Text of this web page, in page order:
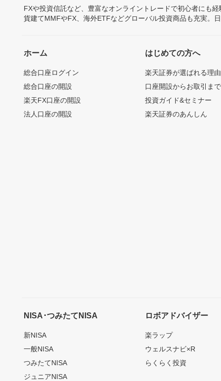
FXや投資信託など、豊富なオンライントレードで初心者にも
貨建てMMFやFX、海外ETFなどグローバル投資商品も充実。
ホーム
総合口座ログイン
総合口座の開設
楽天FX口座の開設
法人口座の開設
はじめての方へ
楽天証券が選ばれる理由
口座開設からお取引ま
投資ガイド&セミナー
楽天証券のあんしん
NISA･つみたてNISA
新NISA
一般NISA
つみたてNISA
ジュニアNISA
ロボアドバイザー
楽ラップ
ウェルスナビ×R
らくらく投資